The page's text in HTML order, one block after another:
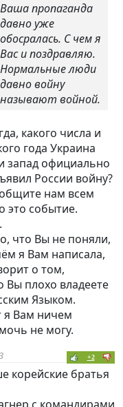
Ваша пропаганда
давно уже
обосралась. С чем я
Вас и поздравляю.
Нормальные люди
давно войну
называют войной.
какого числа и
года Украина
запад официально
России войну?
нам всем
это событие.
что Вы не поняли,
я Вам написала,
о том,
Вы плохо владеете
Языком.
я Вам ничем
не могу.
+2
корейские братья